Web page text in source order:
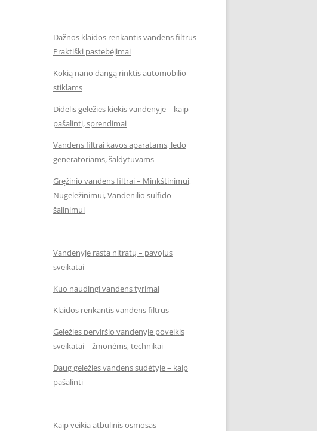
Dažnos klaidos renkantis vandens filtrus –
Praktiški pastebėjimai
Kokią nano dangą rinktis automobilio
stiklams
Didelis geležies kiekis vandenyje – kaip
pašalinti, sprendimai
Vandens filtrai kavos aparatams, ledo
generatoriams, šaldytuvams
Gręžinio vandens filtrai – Minkštinimui,
Nugeležinimui, Vandenilio sulfido
šalinimui
Vandenyje rasta nitratų – pavojus
sveikatai
Kuo naudingi vandens tyrimai
Klaidos renkantis vandens filtrus
Geležies perviršio vandenyje poveikis
sveikatai – žmonėms, technikai
Daug geležies vandens sudėtyje – kaip
pašalinti
Kaip veikia atbulinis osmosas